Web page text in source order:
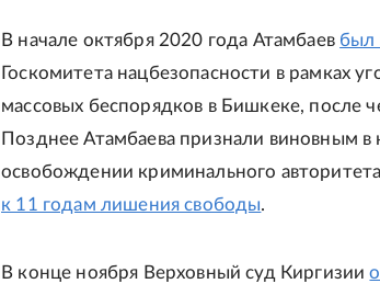
В начале октября 2020 года Атамбаев был
Госкомитета нацбезопасности в рамках
массовых беспорядков в Бишкеке, после
Позднее Атамбаева признали виновным
освобождении криминального авторитета
к 11 годам лишения свободы.
В конце ноября Верховный суд Киргизии